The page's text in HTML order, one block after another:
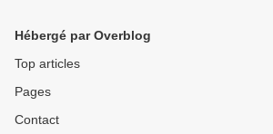
Hébergé par Overblog
Top articles
Pages
Contact